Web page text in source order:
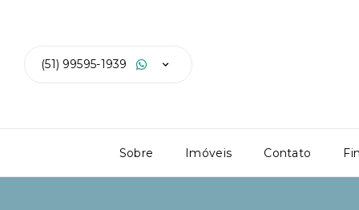
(51) 99595-1939
Sobre Imóveis Contato